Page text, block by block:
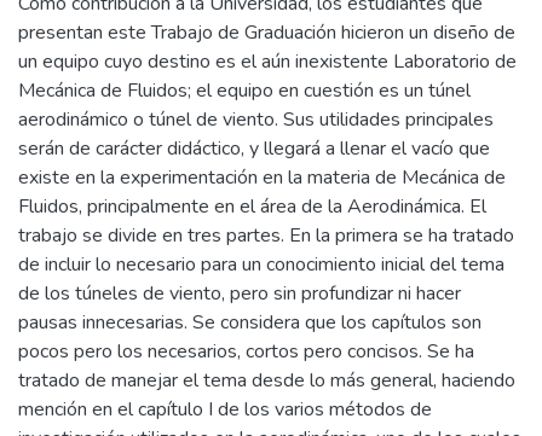
presentan este Trabajo de Graduación hicieron un diseño de
un equipo cuyo destino es el aún inexistente Laboratorio de
Mecánica de Fluidos; el equipo en cuestión es un túnel
aerodinámico o túnel de viento. Sus utilidades principales
serán de carácter didáctico, y llegará a llenar el vacío que
existe en la experimentación en la materia de Mecánica de
Fluidos, principalmente en el área de la Aerodinámica. El
trabajo se divide en tres partes. En la primera se ha tratado
de incluir lo necesario para un conocimiento inicial del tema
de los túneles de viento, pero sin profundizar ni hacer
pausas innecesarias. Se considera que los capítulos son
pocos pero los necesarios, cortos pero concisos. Se ha
tratado de manejar el tema desde lo más general, haciendo
mención en el capítulo I de los varios métodos de